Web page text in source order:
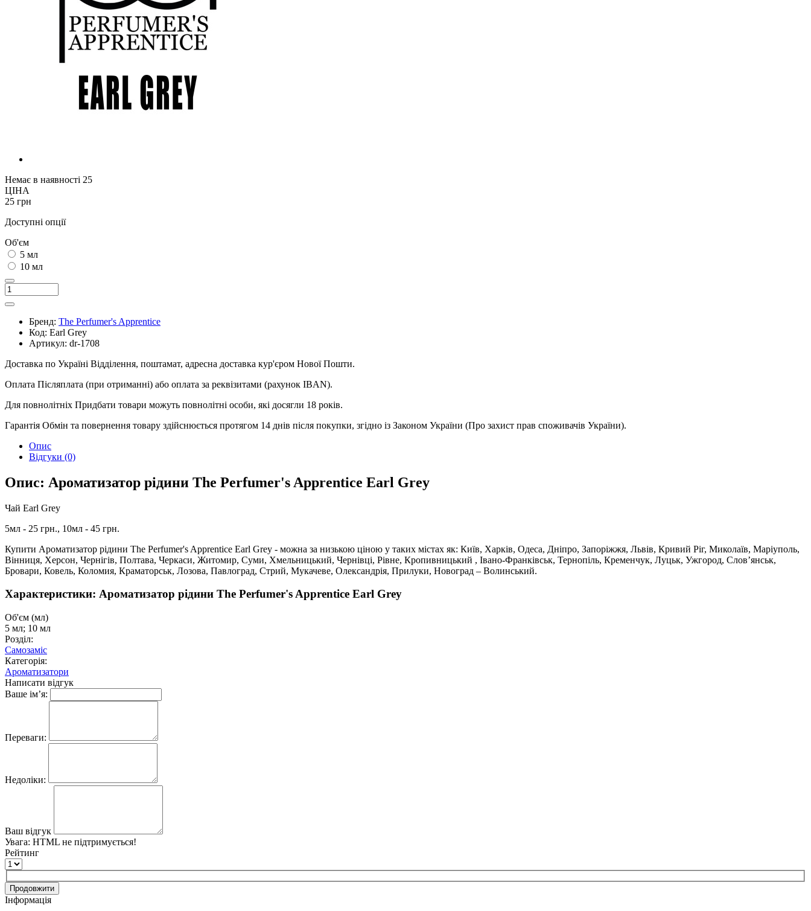
Немає в наявності 25
ЦІНА
25 грн
Доступні опції
Об'єм
5 мл
10 мл
Бренд: The Perfumer's Apprentice
Код: Earl Grey
Артикул: dr-1708
Доставка по Україні Відділення, поштамат, адресна доставка кур'єром Нової Пошти.
Оплата Післяплата (при отриманні) або оплата за реквізитами (рахунок IBAN).
Для повнолітніх Придбати товари можуть повнолітні особи, які досягли 18 років.
Гарантія Обмін та повернення товару здійснюється протягом 14 днів після покупки, згідно із Законом України (Про захист прав споживачів України).
Опис
Відгуки (0)
Опис: Ароматизатор рідини The Perfumer's Apprentice Earl Grey
Чай Earl Grey
5мл - 25 грн., 10мл - 45 грн.
Купити Ароматизатор рідини The Perfumer's Apprentice Earl Grey - можна за низькою ціною у таких містах як: Київ, Харків, Одеса, Дніпро, Запоріжжя, Львів, Кривий Ріг, Миколаїв, Маріуполь,
Вінниця, Херсон, Чернігів, Полтава, Черкаси, Житомир, Суми, Хмельницький, Чернівці, Рівне, Кропивницький , Івано-Франківськ, Тернопіль, Кременчук, Луцьк, Ужгород, Слов’янськ,
Бровари, Ковель, Коломия, Краматорськ, Лозова, Павлоград, Стрий, Мукачеве, Олександрія, Прилуки, Новоград – Волинський.
Характеристики: Ароматизатор рідини The Perfumer's Apprentice Earl Grey
Об'єм (мл)
5 мл; 10 мл
Розділ:
Самозаміс
Категорія:
Ароматизатори
Написати відгук
Ваше ім’я:
Переваги:
Недоліки:
Ваш відгук
Увага: HTML не підтримується!
Рейтинг
Продовжити
Інформація